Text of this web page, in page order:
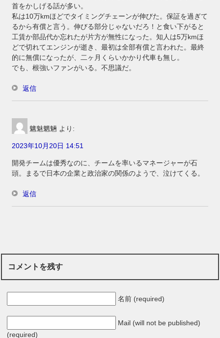
首をかしげる話が多い。
私は10万kmほどでタイミングチェーンが伸びた。保証を過ぎて
るから有償と言う。伸びる部分じゃないだろ！と食い下がると
工賃か部品代か忘れたが片方が無性になった。知人は5万kmほ
どで切れてエンジンが逝き、最初は全部有償と言われた。最終
的に無償になったが、二ヶ月くらいかかり代車も無し。
でも、根強いファンがいる。不思議だ。
返信
魑魅魍魎 より:
2023年10月20日 14:51
開発チームは優秀なのに、チームを率いるマネージャーが石
頭。まるで日本の企業と政治家の関係のようで、泣けてくる。
返信
コメントを残す
名前 (required)
Mail (will not be published)
(required)